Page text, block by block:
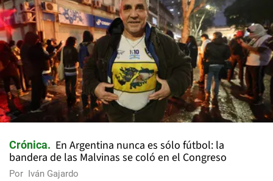
Crónica
En Argentina nunca es sólo fútbol: la
bandera de las Malvinas se coló en el Congreso
Por Iván Gajardo